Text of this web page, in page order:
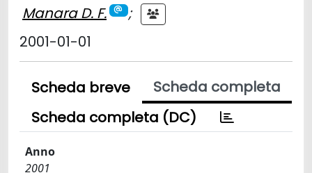
Manara D. F.
;
2001-01-01
Scheda breve
Scheda completa
Scheda completa (DC)
Anno
2001